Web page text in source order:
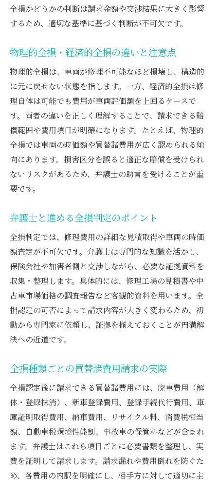
全損かどうかの判断は請求金額や交渉結果に大きく影響
するため、適切な基準に基づく判断が不可欠です。
物理的全損・経済的全損の違いと注意点
物理的全損は、車両が修理不可能なほど損壊し、構造的
に元に戻せない状態を指します。一方、経済的全損は修
理自体は可能でも費用が車両評価額を上回るケースで
す。両者の違いを正しく理解することで、請求できる賠
償範囲や費用項目が明確になります。たとえば、物理的
全損では車両の時価額や買替諸費用が広く認められる傾
向にあります。損害区分を誤ると適正な賠償を受けられ
ないリスクがあるため、弁護士の助言を受けることが重
要です。
弁護士と進める全損判定のポイント
全損判定では、修理費用の詳細な見積取得や車両の時価
額査定が不可欠です。弁護士は専門的な知識を活かし、
保険会社や加害者側と交渉しながら、必要な証拠資料を
収集・整理します。具体的には、修理工場の見積書や中
古車市場価格の調査報告など客観的資料を用います。全
損認定の可否によって請求内容が大きく変わるため、初
動から専門家に依頼し、証拠を揃えておくことが円満解
決への近道です。
全損種類ごとの買替諸費用請求の実際
全損認定後に請求できる買替諸費用には、廃車費用（解
体・登録抹消）、新車登録費用、登録手続代行費用、車
庫証明取得費用、納車費用、リサイクル料、消費税相当
額、自動車税環境性能割、事故車の保管料などが含まれ
ます。弁護士はこれら項目ごとに必要書類を整理し、実
費を証明して請求します。請求漏れや費用倒れを防ぐた
め、各費用の内訳を明確にし、相手方に対して適切に主